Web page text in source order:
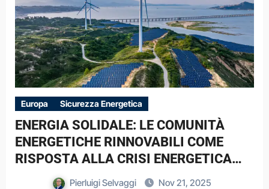
Europa Sicurezza Energetica
ENERGIA SOLIDALE: LE COMUNITÀ
ENERGETICHE RINNOVABILI COME
RISPOSTA ALLA CRISI ENERGETICA
EUROPEAPierluigi Selvaggi Nov 21, 2025